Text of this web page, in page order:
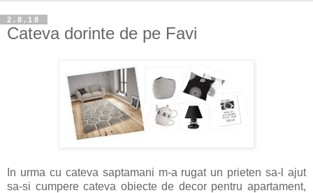
2.8.18
Cateva dorinte de pe Favi
In urma cu cateva saptamani m-a rugat un prieten sa-l ajut
sa-si cumpere cateva obiecte de decor pentru apartament,